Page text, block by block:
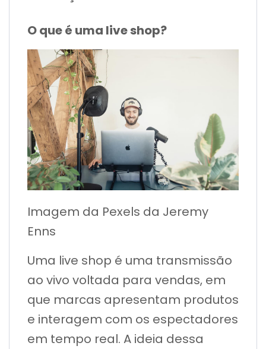
O que é uma live shop?
Imagem da Pexels da Jeremy
Enns
Uma live shop é uma transmissão
ao vivo voltada para vendas, em
que marcas apresentam produtos
e interagem com os espectadores
em tempo real. A ideia dessa